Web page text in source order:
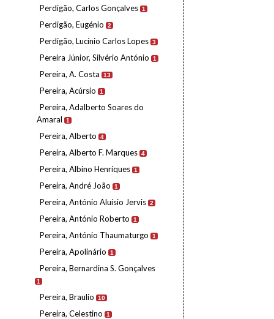
Perdigão, Carlos Gonçalves 1
Perdigão, Eugénio 2
Perdigão, Lucínio Carlos Lopes 3
Pereira Júnior, Silvério António 1
Pereira, A. Costa 13
Pereira, Acúrsio 1
Pereira, Adalberto Soares do
Amaral
1
Pereira, Alberto 4
Pereira, Alberto F. Marques 4
Pereira, Albino Henriques 1
Pereira, André João 1
Pereira, António Aluísio Jervis 2
Pereira, António Roberto 1
Pereira, António Thaumaturgo 1
Pereira, Apolinário 1
Pereira, Bernardina S. Gonçalves
1
Pereira, Braulio 10
Pereira, Celestino 1